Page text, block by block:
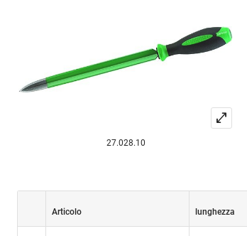
27.028.10
Articolo lunghezza